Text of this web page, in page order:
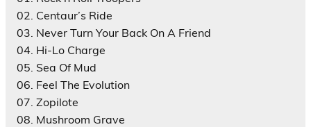
02. Centaur’s Ride
03. Never Turn Your Back On A Friend
04. Hi-Lo Charge
05. Sea Of Mud
06. Feel The Evolution
07. Zopilote
08. Mushroom Grave